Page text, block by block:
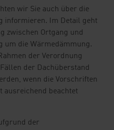
wir Sie auch über die
informieren. Im Detail geht
zwischen Ortgang und
um die Wärmedämmung.
der Verordnung
der Dachüberstand
wenn die Vorschriften
ausreichend beachtet
der